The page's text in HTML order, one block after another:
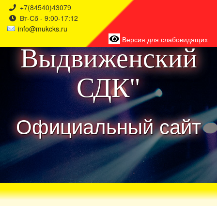
+7(84540)43079
Вт-Сб - 9:00-17:12
info@mukcks.ru
Версия для слабовидящих
района
Выдвиженский
СДК"
Официальный сайт